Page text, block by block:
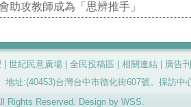
助攻教師成為「思辨推手」
世紀民意廣場 全民投稿區 相關連結
廣告
:(40453)台灣台中市德化街607號。採訪中
Rights Reserved. Design by WSS.